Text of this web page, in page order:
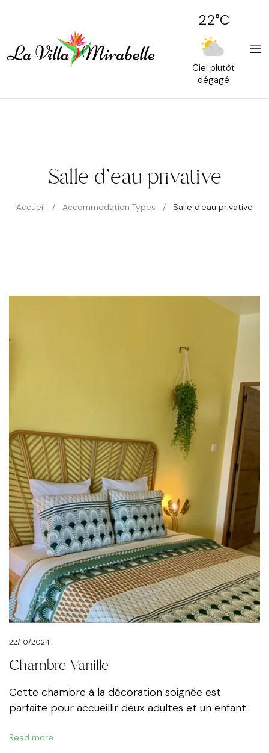
22°C
Ciel plutôt
dégagé
Salle d'eau privative
Accueil / Accommodation Types / Salle d'eau privative
22/10/2024
Chambre Vanille
Cette chambre à la décoration soignée est
parfaite pour accueillir deux adultes et un enfant.
Read more